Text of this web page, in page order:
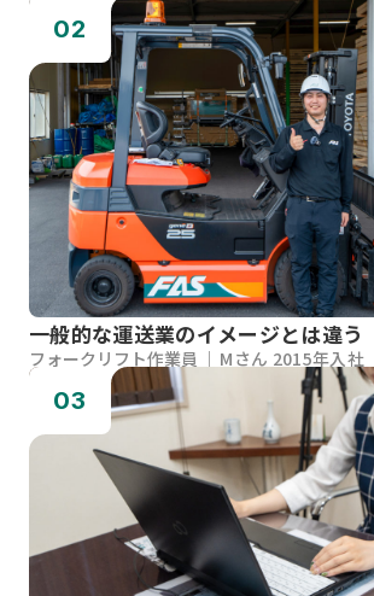
02
一般的な運送業のイメージとは違う
フォークリフト作業員 Mさん 2015年入社
03